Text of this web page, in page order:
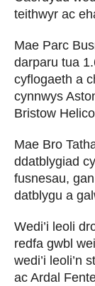
teithwyr ac
Mae Parc
darparu tua
cyflogaeth a
cynnwys
Bristow
Mae Bro
ddatblygiad
fusnesau,
datblygu a
Wedi’i leoli
redfa gwbl
wedi’i leoli’n
ac Ardal